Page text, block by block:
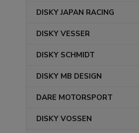
DISKY JAPAN RACING
DISKY VESSER
DISKY SCHMIDT
DISKY MB DESIGN
DARE MOTORSPORT
DISKY VOSSEN